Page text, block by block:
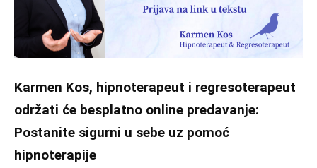
Karmen Kos, hipnoterapeut i regresoterapeut
održati će besplatno online predavanje:
Postanite sigurni u sebe uz pomoć
hipnoterapije